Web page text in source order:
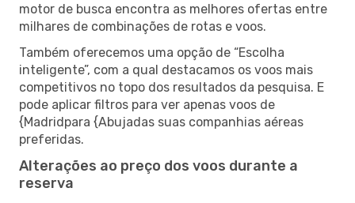
motor de busca encontra as melhores ofertas entre
milhares de combinações de rotas e voos.
Também oferecemos uma opção de “Escolha
inteligente”, com a qual destacamos os voos mais
competitivos no topo dos resultados da pesquisa. E
pode aplicar filtros para ver apenas voos de
{Madridpara {Abujadas suas companhias aéreas
preferidas.
Alterações ao preço dos voos durante a
reserva